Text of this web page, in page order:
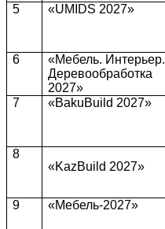
5 «UMIDS 2027»
6
«Мебель. Интерьер.
Деревообработка
2027»
7 «BakuBuild 2027»
8
«KazBuild 2027»
9 «Мебель-2027»